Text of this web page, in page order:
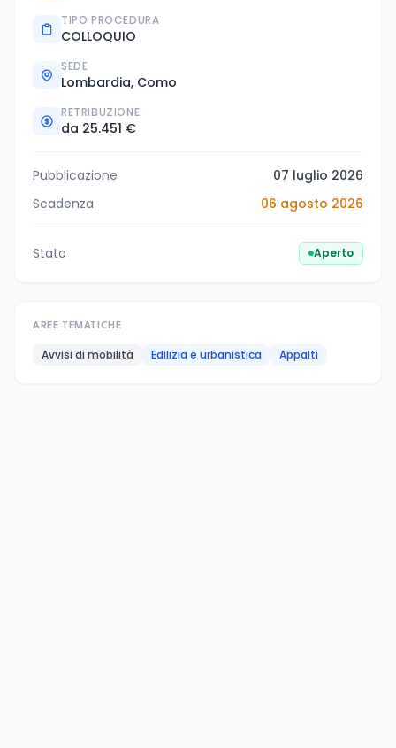
TIPO PROCEDURA
COLLOQUIO
SEDE
Lombardia, Como
RETRIBUZIONE
da 25.451 €
Pubblicazione
07 luglio 2026
Scadenza
06 agosto 2026
Stato Aperto
AREE TEMATICHE
Avvisi di mobilità Edilizia e urbanistica Appalti